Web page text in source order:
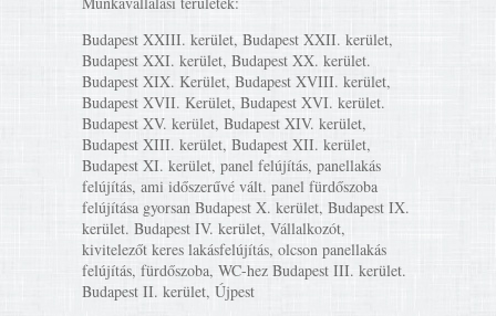
Budapest XXIII. kerület, Budapest XXII. kerület,
Budapest XXI. kerület, Budapest XX. kerület.
Budapest XIX. Kerület, Budapest XVIII. kerület,
Budapest XVII. Kerület, Budapest XVI. kerület.
Budapest XV. kerület, Budapest XIV. kerület,
Budapest XIII. kerület, Budapest XII. kerület,
Budapest XI. kerület, panel felújítás, panellakás
felújítás, ami időszerűvé vált. panel fürdőszoba
felújítása gyorsan Budapest X. kerület, Budapest IX.
kerület. Budapest IV. kerület, Vállalkozót,
kivitelezőt keres lakásfelújítás, olcson panellakás
felújítás, fürdőszoba, WC-hez Budapest III. kerület.
Budapest II. kerület, Újpest